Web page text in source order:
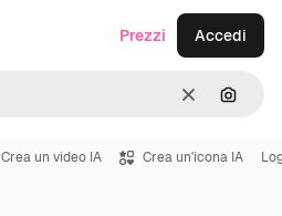
CancellaCerca
Prezzi Accedi
Crea un video IA Crea un'icona IA